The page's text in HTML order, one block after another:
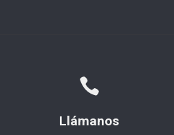
Llámanos